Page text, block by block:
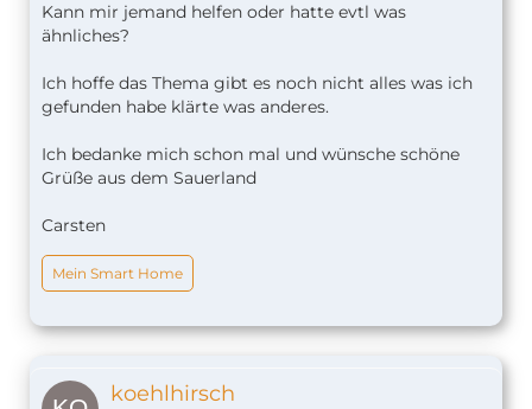
Kann mir jemand helfen oder hatte evtl was
ähnliches?
Ich hoffe das Thema gibt es noch nicht alles was ich
gefunden habe klärte was anderes.
Ich bedanke mich schon mal und wünsche schöne
Grüße aus dem Sauerland
Carsten
Mein Smart Home
koehlhirsch